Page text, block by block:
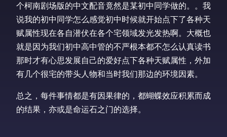
个柯南剧场版的中文配音竟然是某初中同学做的。。我
说我的初中同学怎么感觉初中时候就开始点下了各种天
赋属性现在各自潜伏在各个宅领域发光发热啊。大概也
就是因为我们初中高中管的不严根本都不怎么认真读书
那时才有心思发展自己的爱好点下各种天赋属性，外加
有几个很宅的带头人物和当时我们那边的环境因素。
总之，每件事情都是有因果律的，都蝴蝶效应积累而成
的结果，亦或是命运石之门的选择。